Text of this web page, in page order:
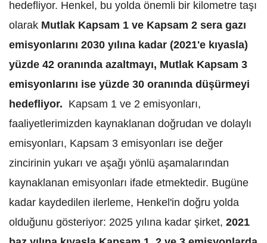
hedefliyor. Henkel, bu yolda önemli bir kilometre taşı
olarak Mutlak Kapsam 1 ve Kapsam 2 sera gazı
emisyonlarını 2030 yılına kadar (2021'e kıyasla)
yüzde 42 oranında azaltmayı, Mutlak Kapsam 3
emisyonlarını ise yüzde 30 oranında düşürmeyi
hedefliyor. Kapsam 1 ve 2 emisyonları,
faaliyetlerimizden kaynaklanan doğrudan ve dolaylı
emisyonları, Kapsam 3 emisyonları ise değer
zincirinin yukarı ve aşağı yönlü aşamalarından
kaynaklanan emisyonları ifade etmektedir. Bugüne
kadar kaydedilen ilerleme, Henkel'in doğru yolda
olduğunu gösteriyor: 2025 yılına kadar şirket, 2021